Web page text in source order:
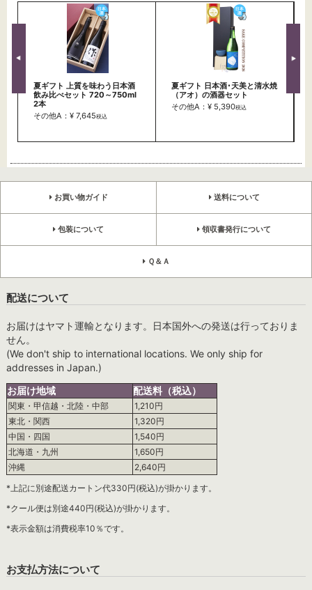
夏ギフト 上質を味わう日本酒
飲み比べセット 720～750ml
2本
その他A：¥ 7,645税込
夏ギフト 日本酒･天美と清水焼
（アオ）の酒器セット
その他A：¥ 5,390税込
お買い物ガイド 送料について
包装について 領収書発行について
Ｑ＆Ａ
配送について
お届けはヤマト運輸となります。日本国外への発送は行っておりま
せん。
(We don't ship to international locations. We only ship for
addresses in Japan.)
お届け地域
配送料（税込）
関東・甲信越・北陸・中部
1,210円
東北・関西
1,320円
中国・四国
1,540円
北海道・九州
1,650円
沖縄
2,640円
*上記に別途配送カートン代330円(税込)が掛かります。
*クール便は別途440円(税込)が掛かります。
*表示金額は消費税率10％です。
お支払方法について